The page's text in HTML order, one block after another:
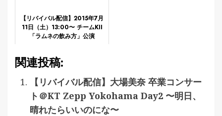
【リバイバル配信】2015年7月
11日（土）13:00〜 チームKII
「ラムネの飲み方」公演
関連投稿:
【リバイバル配信】大場美奈 卒業コンサー
ト＠KT Zepp Yokohama Day2 〜明日、
晴れたらいいのにな〜